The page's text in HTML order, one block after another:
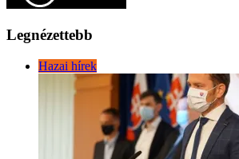
Legnézettebb
Hazai hírek